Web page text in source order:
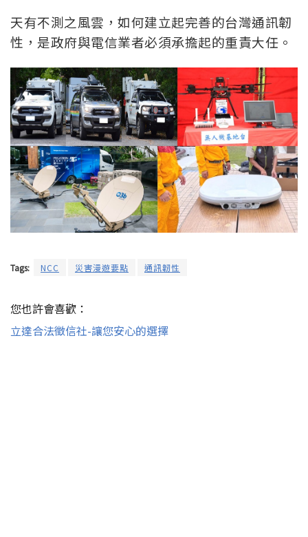
天有不測之風雲，如何建立起完善的台灣通訊韌
性，是政府與電信業者必須承擔起的重責大任。
Tags: NCC 災害漫遊要點 通訊韌性
您也許會喜歡：
立達合法徵信社-讓您安心的選擇